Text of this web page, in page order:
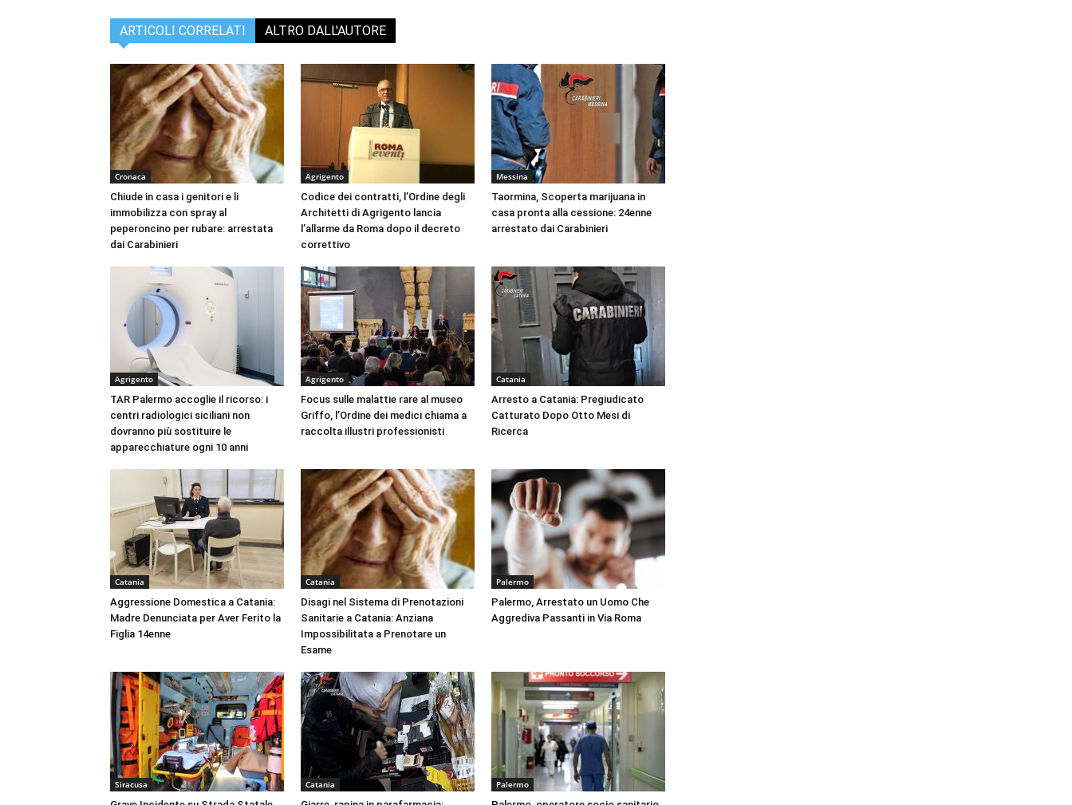
ARTICOLI CORRELATI ALTRO DALL'AUTORE
Cronaca
Chiude in casa i genitori e li
immobilizza con spray al
peperoncino per rubare: arrestata
dai Carabinieri
Agrigento
Codice dei contratti, l’Ordine degli
Architetti di Agrigento lancia
l’allarme da Roma dopo il decreto
correttivo
Messina
Taormina, Scoperta marijuana in
casa pronta alla cessione: 24enne
arrestato dai Carabinieri
Agrigento
TAR Palermo accoglie il ricorso: i
centri radiologici siciliani non
dovranno più sostituire le
apparecchiature ogni 10 anni
Agrigento
Focus sulle malattie rare al museo
Griffo, l’Ordine dei medici chiama a
raccolta illustri professionisti
Catania
Arresto a Catania: Pregiudicato
Catturato Dopo Otto Mesi di
Ricerca
Catania
Aggressione Domestica a Catania:
Madre Denunciata per Aver Ferito la
Figlia 14enne
Catania
Disagi nel Sistema di Prenotazioni
Sanitarie a Catania: Anziana
Impossibilitata a Prenotare un
Esame
Palermo
Palermo, Arrestato un Uomo Che
Aggrediva Passanti in Via Roma
Siracusa Catania Palermo